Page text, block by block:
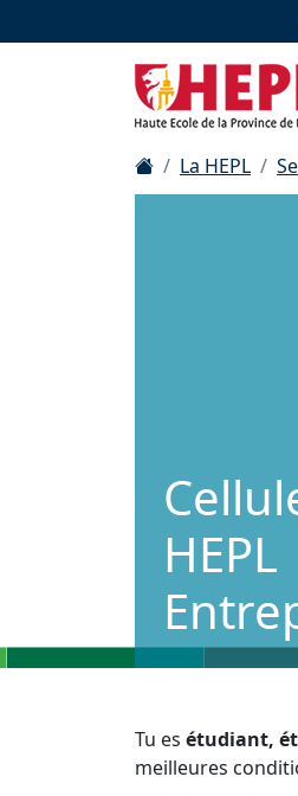
La HEPL
HEPL
Tu es étudiant,
meilleures